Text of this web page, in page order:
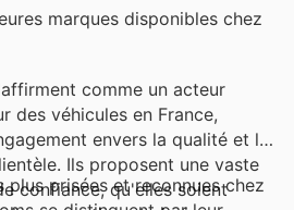
marques disponibles chez
comme un acteur
des véhicules en France,
envers la qualité et la
Ils proposent une vaste
confiance, qu'elles soient
plus prisées et reconnues chez